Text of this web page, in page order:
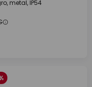
metal, IP54